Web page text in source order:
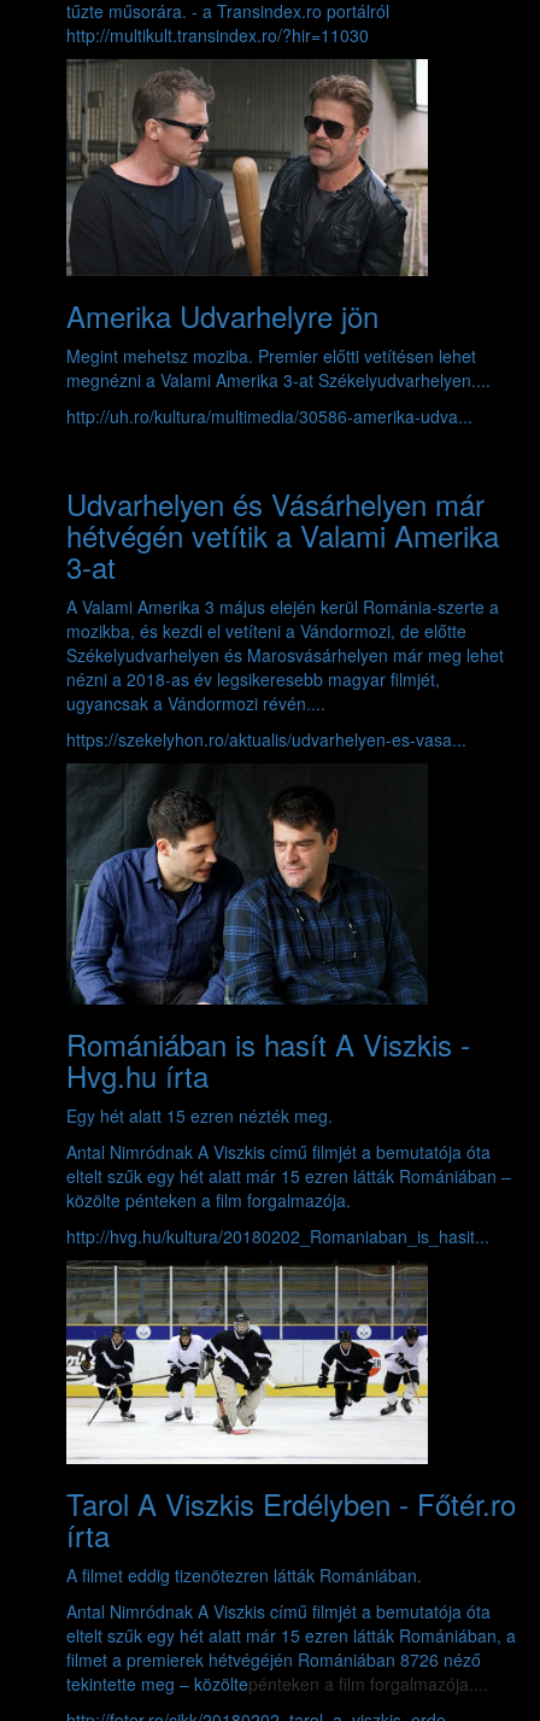
tűzte műsorára. - a Transindex.ro portálról
http://multikult.transindex.ro/?hir=11030
Amerika Udvarhelyre jön
Megint mehetsz moziba. Premier előtti vetítésen lehet
megnézni a Valami Amerika 3-at Székelyudvarhelyen....
http://uh.ro/kultura/multimedia/30586-amerika-udva...
Udvarhelyen és Vásárhelyen már
hétvégén vetítik a Valami Amerika
3-at
A Valami Amerika 3 május elején kerül Románia-szerte a
mozikba, és kezdi el vetíteni a Vándormozi, de előtte
Székelyudvarhelyen és Marosvásárhelyen már meg lehet
nézni a 2018-as év legsikeresebb magyar filmjét,
ugyancsak a Vándormozi révén....
https://szekelyhon.ro/aktualis/udvarhelyen-es-vasa...
Romániában is hasít A Viszkis -
Hvg.hu írta
Egy hét alatt 15 ezren nézték meg.
Antal Nimródnak A Viszkis című filmjét a bemutatója óta
eltelt szűk egy hét alatt már 15 ezren látták Romániában –
közölte pénteken a film forgalmazója.
http://hvg.hu/kultura/20180202_Romaniaban_is_hasit...
Tarol A Viszkis Erdélyben - Főtér.ro
írta
A filmet eddig tizenötezren látták Romániában.
Antal Nimródnak A Viszkis című filmjét a bemutatója óta
eltelt szűk egy hét alatt már 15 ezren látták Romániában, a
filmet a premierek hétvégéjén Romániában 8726 néző
tekintette meg – közöltepénteken a film forgalmazója....